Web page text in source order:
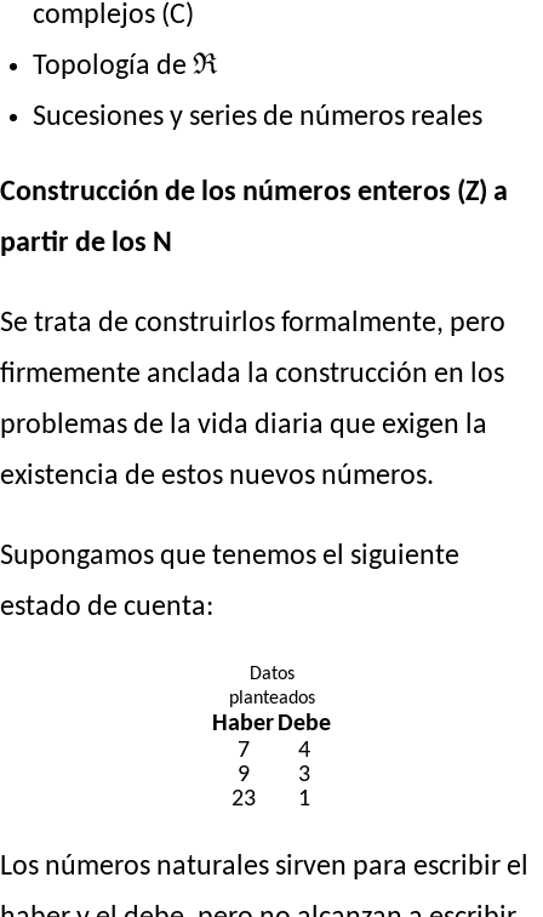
complejos (C)
Topología de ℜ
Sucesiones y series de números reales
Construcción de los números enteros (Z) a
partir de los N
Se trata de construirlos formalmente, pero
firmemente anclada la construcción en los
problemas de la vida diaria que exigen la
existencia de estos nuevos números.
Supongamos que tenemos el siguiente
estado de cuenta:
Datos
planteados
Haber Debe
7
9
23
4
3
1
Los números naturales sirven para escribir el